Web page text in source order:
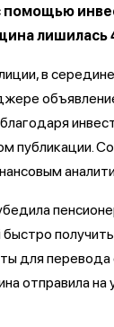
помощью
лишилась
в
публикации.
для перевода
отправила на